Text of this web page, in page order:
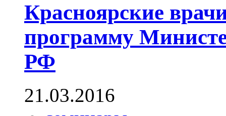
Красноярские
программу
РФ
21.03.2016